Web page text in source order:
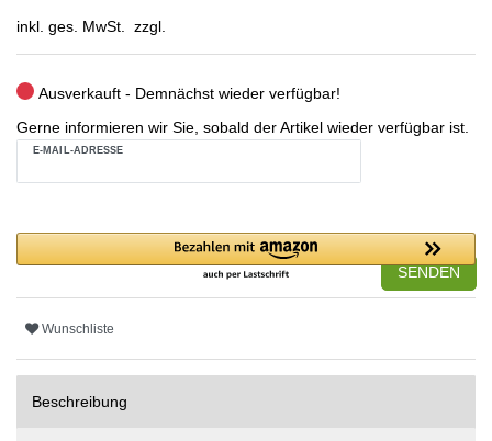
inkl. ges. MwSt. zzgl.
Ausverkauft - Demnächst wieder verfügbar!
Gerne informieren wir Sie, sobald der Artikel wieder verfügbar ist.
E-MAIL-ADRESSE
SENDEN
Wunschliste
Beschreibung